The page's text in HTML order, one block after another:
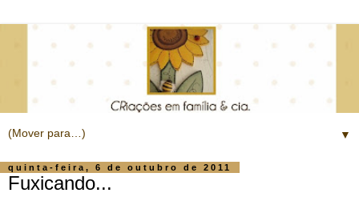
▼
quinta-feira, 6 de outubro de 2011
Fuxicando...